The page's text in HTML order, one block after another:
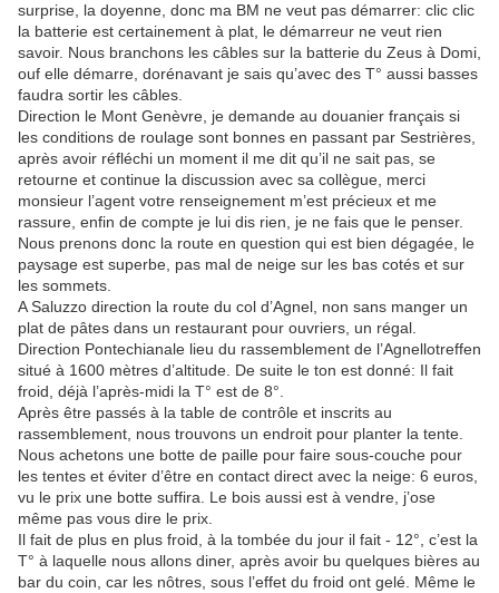
surprise, la doyenne, donc ma BM ne veut pas démarrer: clic clic
la batterie est certainement à plat, le démarreur ne veut rien
savoir. Nous branchons les câbles sur la batterie du Zeus à Domi,
ouf elle démarre, dorénavant je sais qu’avec des T° aussi basses
faudra sortir les câbles.
Direction le Mont Genèvre, je demande au douanier français si
les conditions de roulage sont bonnes en passant par Sestrières,
après avoir réfléchi un moment il me dit qu’il ne sait pas, se
retourne et continue la discussion avec sa collègue, merci
monsieur l’agent votre renseignement m’est précieux et me
rassure, enfin de compte je lui dis rien, je ne fais que le penser.
Nous prenons donc la route en question qui est bien dégagée, le
paysage est superbe, pas mal de neige sur les bas cotés et sur
les sommets.
A Saluzzo direction la route du col d’Agnel, non sans manger un
plat de pâtes dans un restaurant pour ouvriers, un régal.
Direction Pontechianale lieu du rassemblement de l’Agnellotreffen
situé à 1600 mètres d’altitude. De suite le ton est donné: Il fait
froid, déjà l’après-midi la T° est de 8°.
Après être passés à la table de contrôle et inscrits au
rassemblement, nous trouvons un endroit pour planter la tente.
Nous achetons une botte de paille pour faire sous-couche pour
les tentes et éviter d’être en contact direct avec la neige: 6 euros,
vu le prix une botte suffira. Le bois aussi est à vendre, j’ose
même pas vous dire le prix.
Il fait de plus en plus froid, à la tombée du jour il fait - 12°, c’est la
T° à laquelle nous allons diner, après avoir bu quelques bières au
bar du coin, car les nôtres, sous l’effet du froid ont gelé. Même le